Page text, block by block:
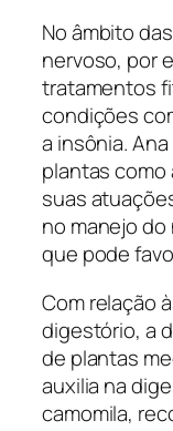
No âmbito
nervoso, por
tratamentos
condições
a insônia.
plantas como
suas
no manejo
que pode
Com relação
digestório, a
de plantas
auxilia na
camomila,